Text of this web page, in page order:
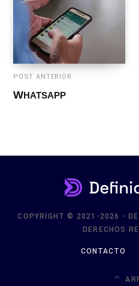
POST ANTERIOR
WHATSAPP
COPYRIGHT © 2021-2026 -
DERECHOS
CONTACTO